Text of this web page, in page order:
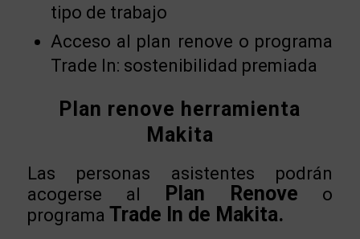
tipo de trabajo
Acceso al plan renove o programa
Trade In: sostenibilidad premiada
Plan renove herramienta
Makita
Las personas asistentes podrán
acogerse al
Plan Renove o
programa Trade In de Makita.